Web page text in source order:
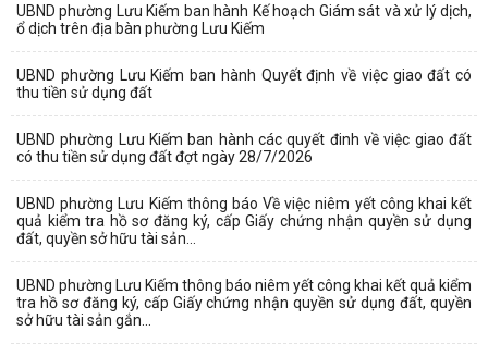
UBND phường Lưu Kiếm ban hành Kế hoạch Giám sát và xử lý dịch,
ổ dịch trên địa bàn phường Lưu Kiếm
UBND phường Lưu Kiếm ban hành Quyết định về việc giao đất có
thu tiền sử dụng đất
UBND phường Lưu Kiếm ban hành các quyết đinh về việc giao đất
có thu tiền sử dụng đất đợt ngày 28/7/2026
UBND phường Lưu Kiếm thông báo Về việc niêm yết công khai kết
quả kiểm tra hồ sơ đăng ký, cấp Giấy chứng nhận quyền sử dụng
đất, quyền sở hữu tài sản...
UBND phường Lưu Kiếm thông báo niêm yết công khai kết quả kiểm
tra hồ sơ đăng ký, cấp Giấy chứng nhận quyền sử dụng đất, quyền
sở hữu tài sản gắn...